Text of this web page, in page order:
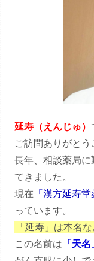
延寿（えんじゅ）
ご訪問ありがとう
長年、相談薬局に
てきました。
現在 「漢方延寿堂
っています。
「延寿」は本名な
この名前は 「天名